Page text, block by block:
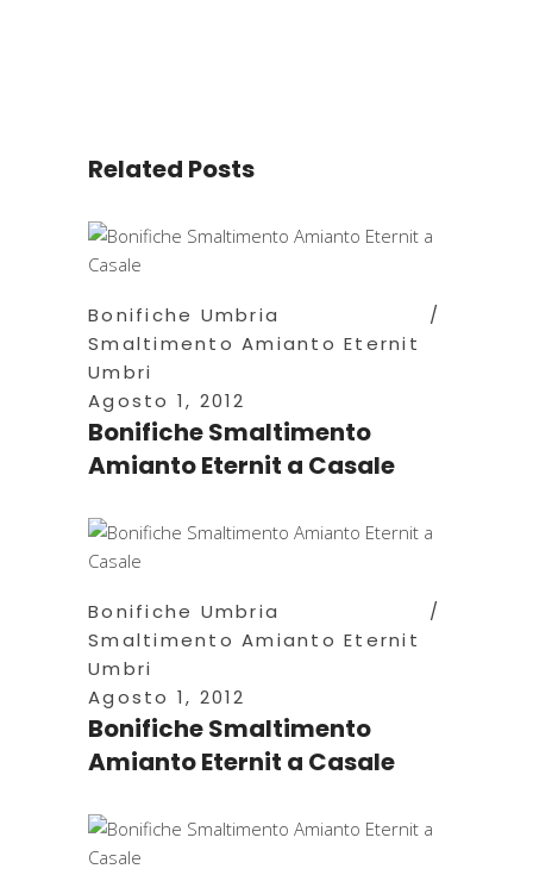
Related Posts
Bonifiche Umbria
Smaltimento Amianto Eternit
Umbri
Agosto 1, 2012
Bonifiche Smaltimento
Amianto Eternit a Casale
Bonifiche Umbria
Smaltimento Amianto Eternit
Umbri
Agosto 1, 2012
Bonifiche Smaltimento
Amianto Eternit a Casale